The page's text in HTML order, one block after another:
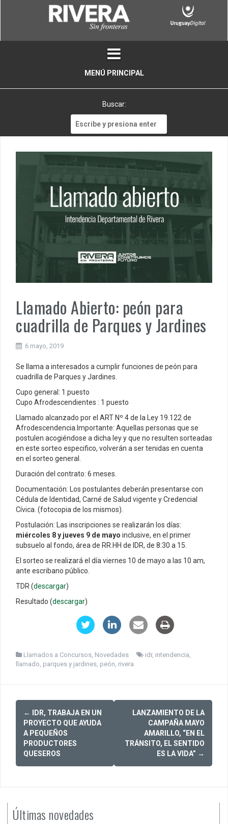
MENÚ PRINCIPAL
Buscar:
Llamado Abierto: peón para
cuadrilla de Parques y Jardines
6 mayo, 2019
Se llama a interesados a cumplir funciones de peón para
cuadrilla de Parques y Jardines.
Cupo general: 1 puesto
Cupo Afrodescendientes : 1 puesto
Llamado alcanzado por el ART Nº 4 de la Ley 19.122 de
Afrodescendencia. Importante: Aquellas personas que se
postulen acogiéndose a dicha ley y que no resulten sorteadas
en este sorteo especifico, volverán a ser tenidas en cuenta
en el sorteo general.
Duración del contrato: 6 meses.
Documentación: Los postulantes deberán presentarse con
Cédula de Identidad, Carné de Salud vigente y Credencial
Cívica. (fotocopia de los mismos).
Postulación: Las inscripciones se realizarán los días:
miércoles 8 y jueves 9 de mayo inclusive, en el primer
subsuelo al fondo, área de RR.HH de IDR, de 8:30 a 15.
El sorteo se realizará el día viernes 10 de mayo a las 10 am,
ante escribano público.
TDR (descargar)
Resultado (descargar)
Llamados a Concursos Novedades idr, intendencia
llamado parques y jardines peón rivera
Post
navigation
←
IDR, TRABAJA EN UN
PROYECTO QUE AYUDA
A PEQUEÑOS
PRODUCTORES
QUESEROS
LANZAMIENTO DE LA
CAMPAÑA MAYO
AMARILLO, “EN EL
TRÁNSITO, EL SENTIDO
ES LA VIDA” →
Últimas novedades